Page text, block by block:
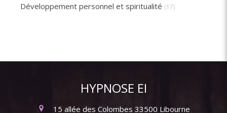
Développement personnel et spiritualité (17)
HYPNOSE EI
15 allée des Colombes 33500 Libourne